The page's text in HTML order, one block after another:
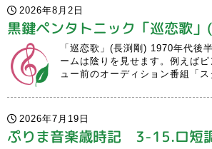
2026年8月2日
黒鍵ペンタトニック「巡恋歌
「巡恋歌」(長渕剛) 1970年代後
ームは陰りを見せます。例えば
ュー前のオーディション番組「
2026年7月19日
ぷりま音楽歳時記 3-15.ロ短